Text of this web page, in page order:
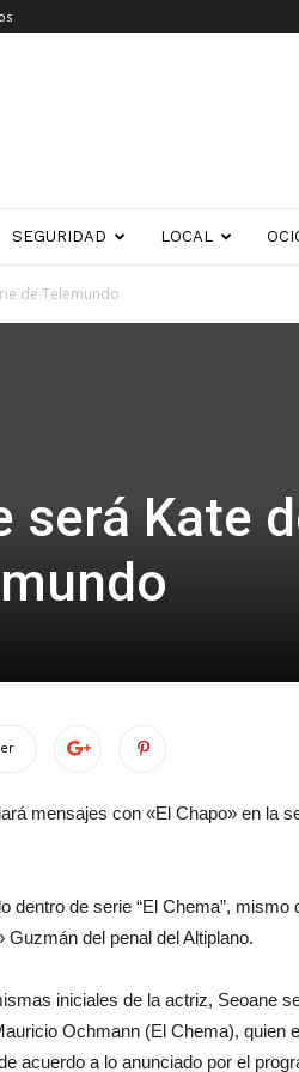
SEGURIDAD LOCAL
de Telemundo
será Kate
mensajes con «El Chapo» en la
dentro de serie “El Chema”, mismo
del penal del Altiplano.
iniciales de la actriz, Seoane
Ochmann (El Chema), quien
acuerdo a lo anunciado por el